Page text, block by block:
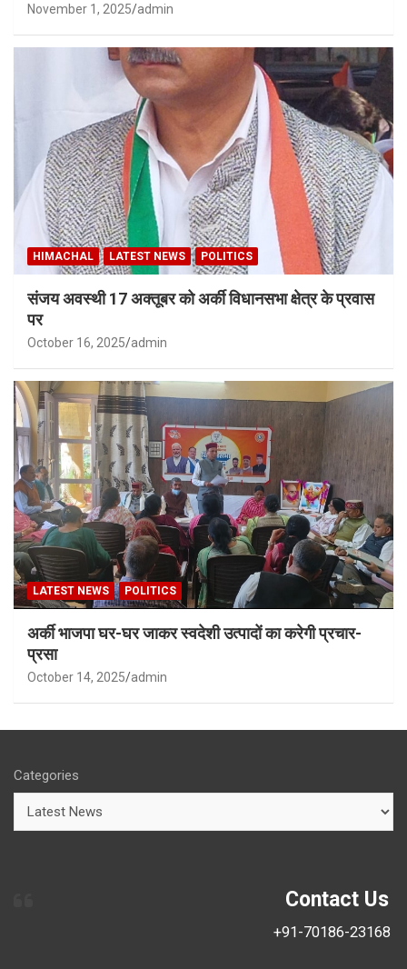
November 1, 2025 admin
HIMACHAL LATEST NEWS POLITICS
संजय अवस्थी 17 अक्तूबर को अर्की विधानसभा क्षेत्र के प्रवास
पर
October 16, 2025 admin
LATEST NEWS POLITICS
अर्की भाजपा घर-घर जाकर स्वदेशी उत्पादों का करेगी प्रचार-
प्रसा
October 14, 2025 admin
Categories
Contact Us
+91-70186-23168